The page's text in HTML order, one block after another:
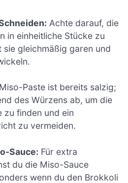
Achte darauf, die
in einheitliche Stücke zu
sie gleichmäßig garen und
Miso-Paste ist bereits salzig;
des Würzens ab, um die
zu finden und ein
zu vermeiden.
Sauce: Für extra
du die Miso-Sauce
wenn du den Brokkoli